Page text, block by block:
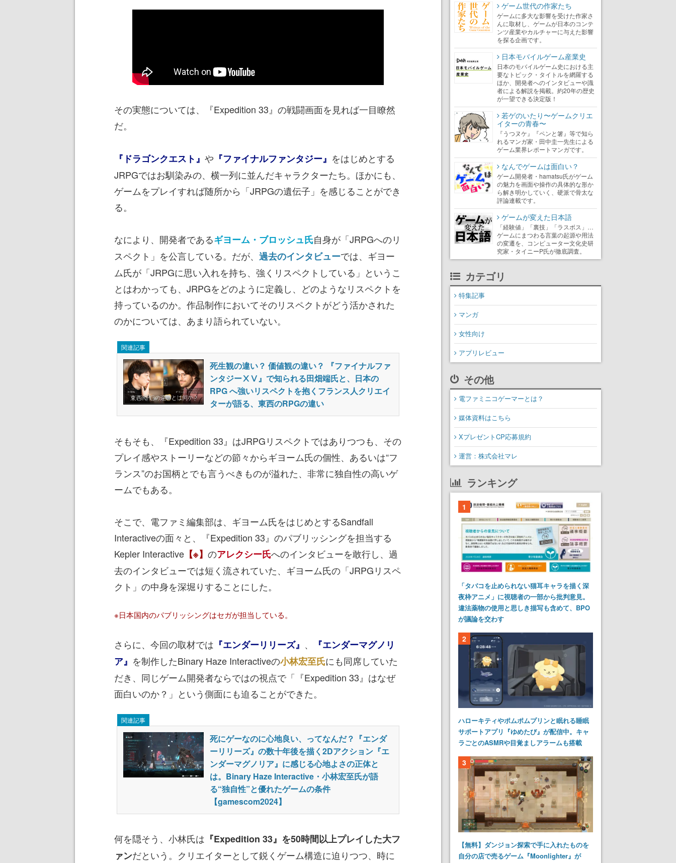
その実態については、『Expedition 33』の戦闘画面を見れば一目瞭然
だ。
『ドラゴンクエスト』 や 『ファイナルファンタジー』 をはじめとする
JRPGではお馴染みの、横一列に並んだキャラクターたち。ほかにも、
ゲームをプレイすれば随所から「JRPGの遺伝子」を感じることができ
る。
なにより、開発者であるギヨーム・ブロッシュ氏自身が「JRPGへのリ
スペクト」を公言している。だが、 過去のインタビューでは、ギヨー
ム氏が「JRPGに思い入れを持ち、強くリスペクトしている」というこ
とはわかっても、JRPGをどのように定義し、どのようなリスペクトを
持っているのか。作品制作においてそのリスペクトがどう活かされた
のかについては、あまり語られていない。
関連記事
死生観の違い？ 価値観の違い？ 『ファイナルファ
ンタジーⅩⅤ』で知られる田畑端氏と、日本の
RPG へ強いリスペクトを抱くフランス人クリエイ
ターが語る、東西のRPGの違い
そもそも、『Expedition 33』はJRPGリスペクトではありつつも、その
プレイ感やストーリーなどの節々からギヨーム氏の個性、あるいは“フ
ランス”のお国柄とでも言うべきものが溢れた、非常に独自性の高いゲ
ームでもある。
そこで、電ファミ編集部は、ギヨーム氏をはじめとするSandfall
Interactiveの面々と、『Expedition 33』のパブリッシングを担当する
Kepler Interactive 【※】 のアレクシー氏へのインタビューを敢行し、過
去のインタビューでは短く流されていた、ギヨーム氏の「JRPGリスペ
クト」の中身を深堀りすることにした。
※日本国内のパブリッシングはセガが担当している。
さらに、今回の取材では 『エンダーリリーズ』 、
『エンダーマグノリ
ア』 を制作したBinary Haze Interactiveの小林宏至氏にも同席していた
だき、同じゲーム開発者ならではの視点で「『Expedition 33』はなぜ
面白いのか？」という側面にも迫ることができた。
関連記事
死にゲーなのに心地良い、ってなんだ？『エンダ
ーリリーズ』の数十年後を描く2Dアクション『エ
ンダーマグノリア』に感じる心地よさの正体と
は。Binary Haze Interactive・小林宏至氏が語
る“独自性”と優れたゲームの条件
【gamescom2024】
何を隠そう、小林氏は 『Expedition 33』を50時間以上プレイした大フ
ァンだという。クリエイターとして鋭くゲーム構造に迫りつつ、時に
ゲーム世代の作家たち
ゲームに多大な影響を受けた作家さ
んに取材し、ゲームが日本のコンテ
ンツ産業やカルチャーに与えた影響
を探る企画です。
日本モバイルゲーム産業史
日本のモバイルゲーム史における主
要なトピック・タイトルを網羅する
ほか、開発者へのインタビューや識
者による解説を掲載。約20年の歴史
が一望できる決定版！
若ゲのいたり〜ゲームクリエ
イターの青春〜
『うつヌケ』『ペンと箸』等で知ら
れるマンガ家・田中圭一先生による
ゲーム業界レポートマンガです。
なんでゲームは面白い？
ゲーム開発者・hamatsu氏がゲーム
の魅力を画面や操作の具体的な形か
ら解き明かしていく、硬派で骨太な
評論連載です。
ゲームが変えた日本語
「経験値」「裏技」「ラスボス」…
ゲームにまつわる言葉の起源や用法
の変遷を、コンピューター文化史研
究家・タイニーP氏が徹底調査。
カテゴリ
特集記事
マンガ
女性向け
アプリレビュー
その他
電ファミニコゲーマーとは？
媒体資料はこちら
XプレゼントCP応募規約
運営：株式会社マレ
ランキング
1
「タバコを止められない猫耳キャラを描く深
夜枠アニメ」に視聴者の一部から批判意見。
違法薬物の使用と思しき描写も含めて、BPO
が議論を交わす
2
ハローキティやポムポムプリンと眠れる睡眠
サポートアプリ『ゆめたび』が配信中。キャ
ラごとのASMRや目覚ましアラームも搭載
3
【無料】ダンジョン探索で手に入れたものを
自分の店で売るゲーム『Moonlighter』が